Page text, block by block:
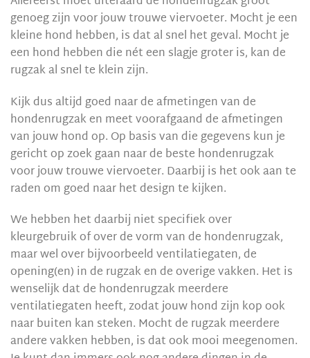
genoeg zijn voor jouw trouwe viervoeter. Mocht je een
kleine hond hebben, is dat al snel het geval. Mocht je
een hond hebben die nét een slagje groter is, kan de
rugzak al snel te klein zijn.
Kijk dus altijd goed naar de afmetingen van de
hondenrugzak en meet voorafgaand de afmetingen
van jouw hond op. Op basis van die gegevens kun je
gericht op zoek gaan naar de beste hondenrugzak
voor jouw trouwe viervoeter. Daarbij is het ook aan te
raden om goed naar het design te kijken.
We hebben het daarbij niet specifiek over
kleurgebruik of over de vorm van de hondenrugzak,
maar wel over bijvoorbeeld ventilatiegaten, de
opening(en) in de rugzak en de overige vakken. Het is
wenselijk dat de hondenrugzak meerdere
ventilatiegaten heeft, zodat jouw hond zijn kop ook
naar buiten kan steken. Mocht de rugzak meerdere
andere vakken hebben, is dat ook mooi meegenomen.